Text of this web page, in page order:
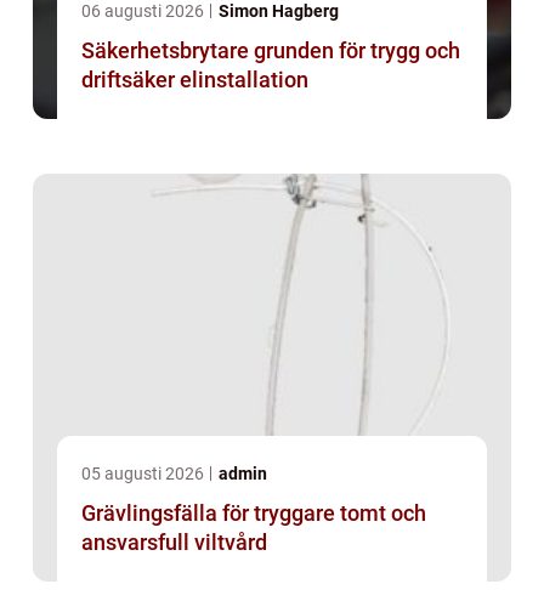
06 augusti 2026 Simon Hagberg
Säkerhetsbrytare grunden för trygg och
driftsäker elinstallation
05 augusti 2026 admin
Grävlingsfälla för tryggare tomt och
ansvarsfull viltvård